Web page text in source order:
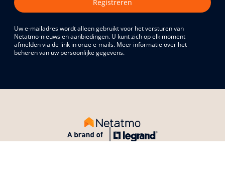
Registreren
Uw e-mailadres wordt alleen gebruikt voor het versturen van
Netatmo-nieuws en aanbiedingen. U kunt zich op elk moment
afmelden via de link in onze e-mails. Meer informatie over het
beheren van uw persoonlijke gegevens.